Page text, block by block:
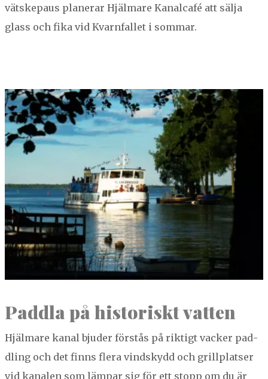
vätskepaus planer­ar Hjäl­mare Kanal­café att säl­ja
glass och fika vid Kvarn­fal­l­et i sommar.
Padd­la på his­toriskt vatten
Hjäl­mare kanal bjud­er förstås på rik­tigt vack­er pad­
dling och det finns flera vin­d­sky­dd och grillplatser
vid kanalen som läm­par sig för ett stopp om du är